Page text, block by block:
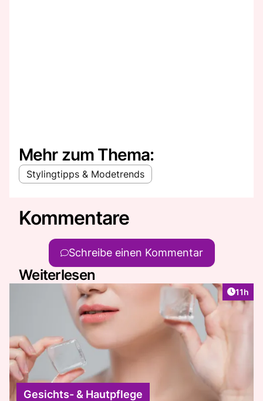
Mehr zum Thema:
Stylingtipps & Modetrends
Kommentare
Schreibe einen Kommentar
Weiterlesen
11h
Gesichts- & Hautpflege